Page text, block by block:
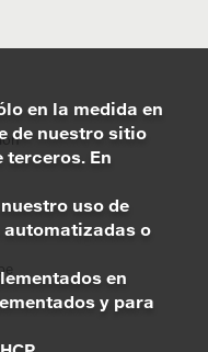
en la medida en
de nuestro sitio
En
uso de
automatizadas o
en
y para